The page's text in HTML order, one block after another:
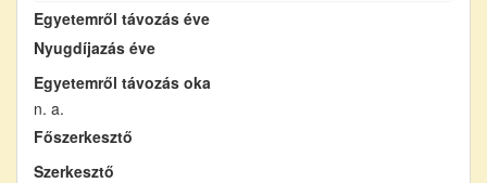
Egyetemről távozás éve
Nyugdíjazás éve
Egyetemről távozás oka
n. a.
Főszerkesztő
Szerkesztő